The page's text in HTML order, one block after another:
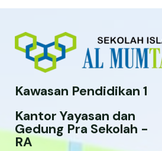
Kawasan Pendidikan 1
Kantor Yayasan dan
Gedung Pra Sekolah -
RA